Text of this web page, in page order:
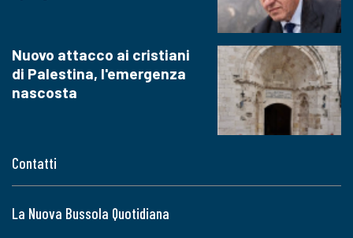
Contatti
La Nuova Bussola Quotidiana
Nuovo attacco ai cristiani
di Palestina, l'emergenza
nascosta